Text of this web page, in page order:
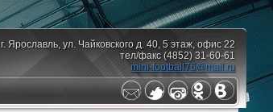
г. Ярославль, ул. Чайковского д. 40, 5 этаж, офис 22
тел/факс (4852) 31-60-61
mini-football76@mail.ru